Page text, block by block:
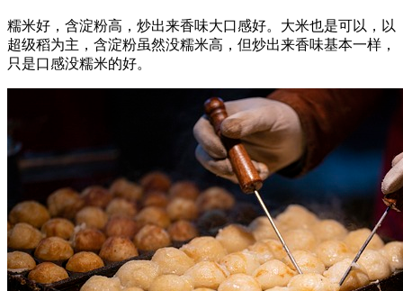
糯米好，含淀粉高，炒出来香味大口感好。大米也是可以，以
超级稻为主，含淀粉虽然没糯米高，但炒出来香味基本一样，
只是口感没糯米的好。